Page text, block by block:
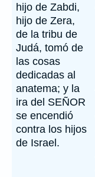
hijo de Zabdi,
hijo de Zera,
de la tribu de
Judá, tomó de
las cosas
dedicadas al
anatema; y la
ira del SEÑOR
se encendió
contra los hijos
de Israel.